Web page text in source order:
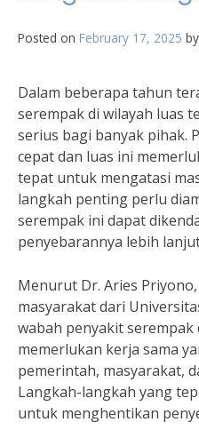
Posted on February 17, 2025 by
Dalam beberapa tahun
serempak di wilayah luas
serius bagi banyak pihak.
cepat dan luas ini
tepat untuk mengatasi
langkah penting perlu
serempak ini dapat
penyebarannya lebih
Menurut Dr. Aries
masyarakat dari
wabah penyakit serempak
memerlukan kerja sama
pemerintah, masyarakat,
Langkah-langkah yang
untuk menghentikan